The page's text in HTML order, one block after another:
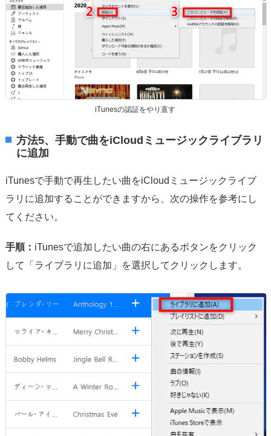
iTunesの認証をやり直す
方法5、手動で曲をiCloudミュージックライブラリ
に追加
iTunesで手動で再生したい曲をiCloudミュージックライブ
ラリに追加することができますから、次の操作を参考にし
てください。
手順： iTunesで追加したい曲の右にあるボタンをクリック
して「ライブラリに追加」を選択してクリックします。